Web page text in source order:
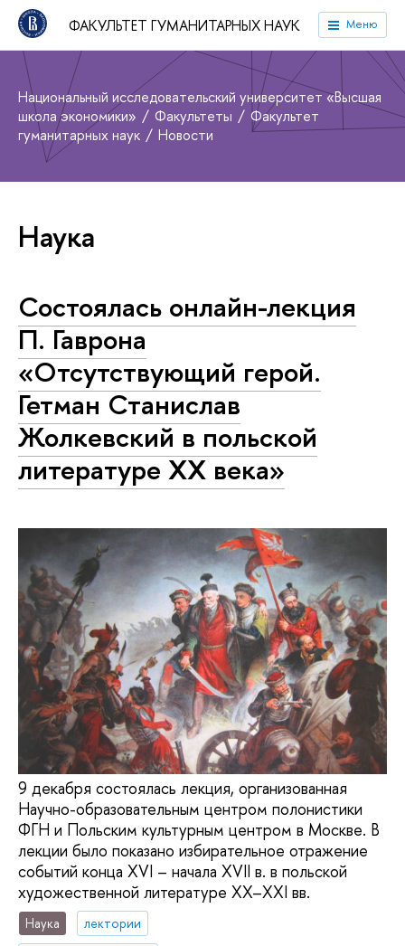
ФАКУЛЬТЕТ ГУМАНИТАРНЫХ НАУК Меню
Национальный исследовательский университет «Высшая
школа экономики»
Факультеты
Факультет
гуманитарных наук
Новости
Наука
Состоялась онлайн-лекция
П. Гаврона
«Отсутствующий герой.
Гетман Станислав
Жолкевский в польской
литературе XX века»
9 декабря состоялась лекция, организованная
Научно-образовательным центром полонистики
ФГН и Польским культурным центром в Москве. В
лекции было показано избирательное отражение
событий конца XVI – начала XVII в. в польской
художественной литературе XX–XXI вв.
Наука
лектории